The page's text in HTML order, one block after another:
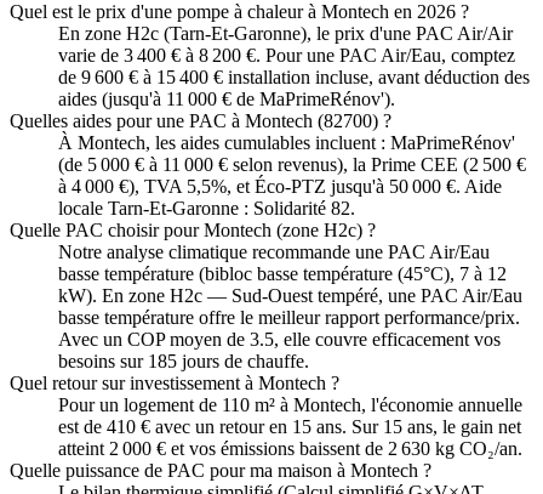
Quel est le prix d'une pompe à chaleur à Montech en 2026 ?
En zone H2c (Tarn-Et-Garonne), le prix d'une PAC Air/Air
varie de 3 400 € à 8 200 €. Pour une PAC Air/Eau, comptez
de 9 600 € à 15 400 € installation incluse, avant déduction des
aides (jusqu'à 11 000 € de MaPrimeRénov').
Quelles aides pour une PAC à Montech (82700) ?
À Montech, les aides cumulables incluent : MaPrimeRénov'
(de 5 000 € à 11 000 € selon revenus), la Prime CEE (2 500 €
à 4 000 €), TVA 5,5%, et Éco-PTZ jusqu'à 50 000 €. Aide
locale Tarn-Et-Garonne : Solidarité 82.
Quelle PAC choisir pour Montech (zone H2c) ?
Notre analyse climatique recommande une PAC Air/Eau
basse température (bibloc basse température (45°C), 7 à 12
kW). En zone H2c — Sud-Ouest tempéré, une PAC Air/Eau
basse température offre le meilleur rapport performance/prix.
Avec un COP moyen de 3.5, elle couvre efficacement vos
besoins sur 185 jours de chauffe.
Quel retour sur investissement à Montech ?
Pour un logement de 110 m² à Montech, l'économie annuelle
est de 410 € avec un retour en 15 ans. Sur 15 ans, le gain net
atteint 2 000 € et vos émissions baissent de 2 630 kg CO₂/an.
Quelle puissance de PAC pour ma maison à Montech ?